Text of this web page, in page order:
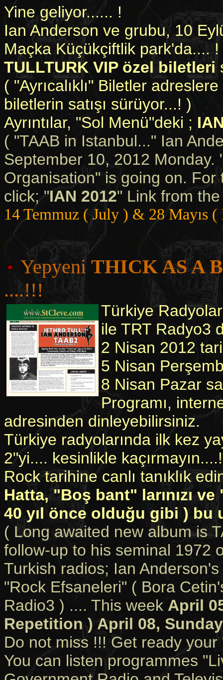
Yine geliyor...... !
Ian Anderson ve grubu, 10
Maçka Küçükçiftlik park'da.... !
TULLTURK VIP özel biletleri
( "Ayrıcalıklı" Biletler
biletlerin satışı sürüyor...! )
Ayrıntılar, "Sol Menü"deki ;
( "TAAB in Istanbul..." Ian
September 10, 2012 Monday.
Organisation" is going on.
click; "IAN 2012" Link from
14 Temmuz ( July ) & 28 Mayıs
Yepyeni THICK AS A
....!!!
Türkiye
ile TRT Radyo3
2 Nisan 2012
5 Nisan
8 Nisan Pazar
Programı,
adresinden dinleyebilirsiniz.
Türkiye radyolarında ilk kez
2"yi.... kesinlikle kaçırmayın....!
Rock tarihine canlı tanıklık
Hatta, "Boş bant" larınızı
40 yıl önce olduğu gibi )
( Long awaited new album is
follow-up to his seminal 1972
Turkish radios; Ian
"Rock Efsaneleri" ( Bora
Radio3 ) .... This week April
Repetition ) April 08,
Do not miss !!! Get ready
You can listen programmes